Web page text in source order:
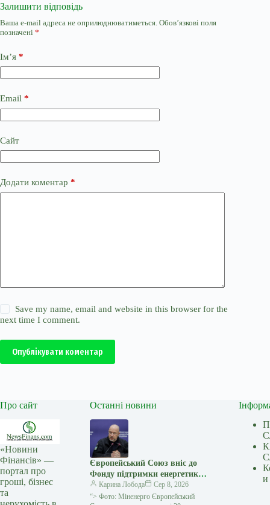
Залишити відповідь
Ваша e-mail адреса не оприлюднюватиметься. Обов’язкові поля
позначені *
Ім’я *
Email *
Сайт
Додати коментар *
Save my name, email and website in this browser for the
next time I comment.
Опублікувати коментар
Про сайт
«Новини
Фінансів» —
портал про
гроші, бізнес
та
Останні новини
Європейський Союз вніс до
Фонду підтримки енергетики
України додаткові €30 млн
Карина Лобода
Сер 8, 2026
“> Фото: Міненерго Європейський
и